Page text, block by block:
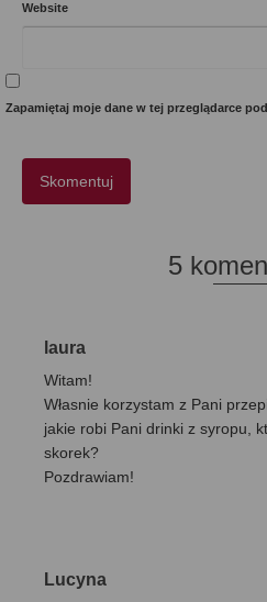
Website
Zapamiętaj moje dane w tej przeglądarce
5
laura
Witam!
Własnie korzystam z Pani
jakie robi Pani drinki z syropu,
skorek?
Pozdrawiam!
Lucyna